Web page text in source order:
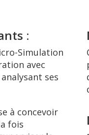
:
Simulation
avec
ses
à concevoir
fois